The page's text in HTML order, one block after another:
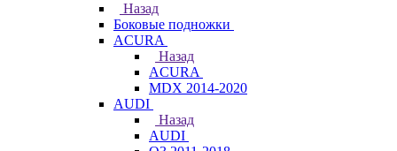
Назад
Боковые подножки
ACURA
Назад
ACURA
MDX 2014-2020
AUDI
Назад
AUDI